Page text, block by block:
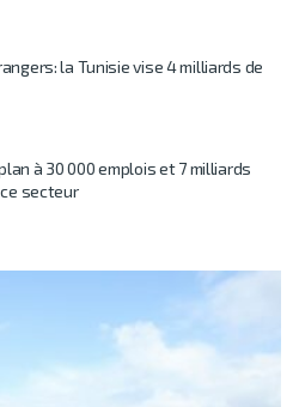
la Tunisie vise 4 milliards de
à 30 000 emplois et 7 milliards
secteur